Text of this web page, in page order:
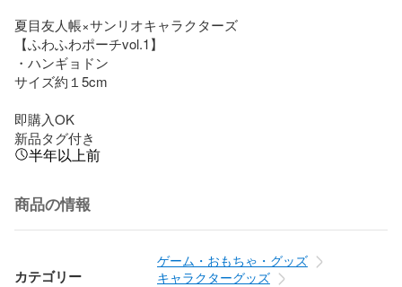
夏目友人帳×サンリオキャラクターズ
【ふわふわポーチvol.1】
・ハンギョドン
サイズ約１5cm
即購入OK
新品タグ付き
半年以上前
商品の情報
カテゴリー
ゲーム・おもちゃ・グッズ
キャラクターグッズ